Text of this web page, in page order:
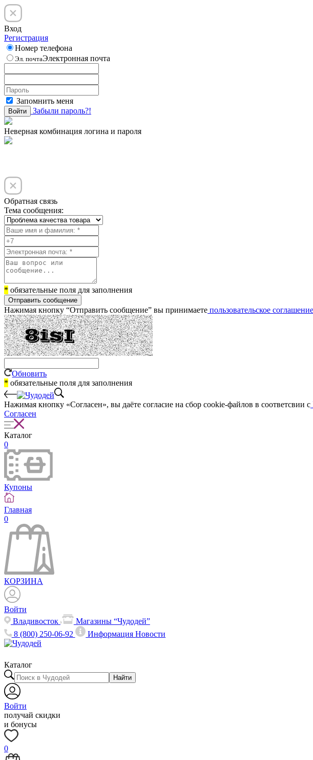
Вход
Регистрация
Номер телефона
Эл. почтаЭлектронная почта
Запомнить меня
Войти Забыли пароль?!
Неверная комбинация логина и пароля
Обратная связь
Тема сообщения:
* обязательные поля для заполнения
Отправить сообщение
Нажимая кнопку “Отправить сообщение” вы принимаете пользовательское соглашение
Обновить
* обязательные поля для заполнения
Нажимая кнопку «Согласен», вы даёте cогласие на сбор cookie-файлов в соответсвии с
Согласен
Каталог
0
Купоны
Главная
0
КОРЗИНА
Войти
Владивосток
Магазины “Чудодей”
8 (800) 250-06-92
ИнформацияНовости
Каталог
Найти
Войти
получай скидки
и бонусы
0